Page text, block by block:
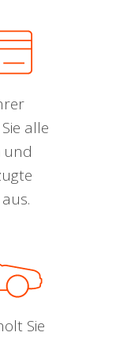
alle
und
Sie